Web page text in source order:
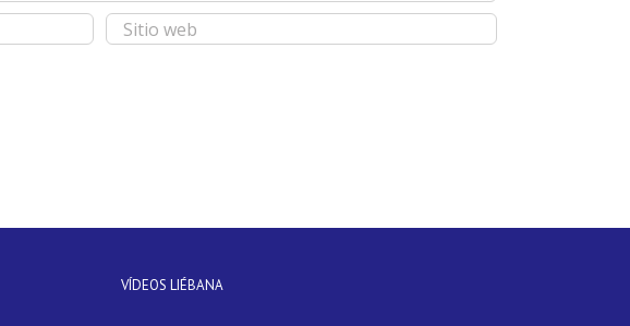
VÍDEOS LIÉBANA